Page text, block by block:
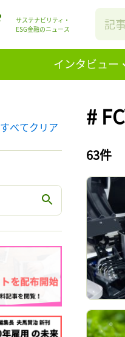
サステナビリティ・
ESG金融のニュース
インタビュー
すべてクリア #
63件